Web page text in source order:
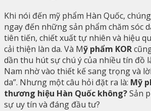
Khi nói đến mỹ phẩm Hàn Quốc,
ngay đến những sản phẩm chăm sóc
tiên tiến, chiết xuất tự nhiên và hiệu
cải thiện làn da. Và Mỹ phẩm KOR
dần thu hút sự chú ý của nhiều tín đồ
Nam nhờ vào thiết kế sang trọng và
da”. Nhưng một câu hỏi đặt ra là: Mỹ
thương hiệu Hàn Quốc không?Sản
sự uy tín và đáng đầu tư?